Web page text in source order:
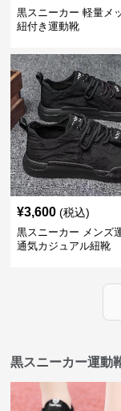
黒スニーカー 軽量メ
紐付き運動靴
¥3,600 (税込)
黒スニーカー メンズ
通気カジュアル紐靴
黒スニーカー運動